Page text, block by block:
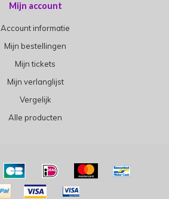
Mijn account
Account informatie
Mijn bestellingen
Mijn tickets
Mijn verlanglijst
Vergelijk
Alle producten